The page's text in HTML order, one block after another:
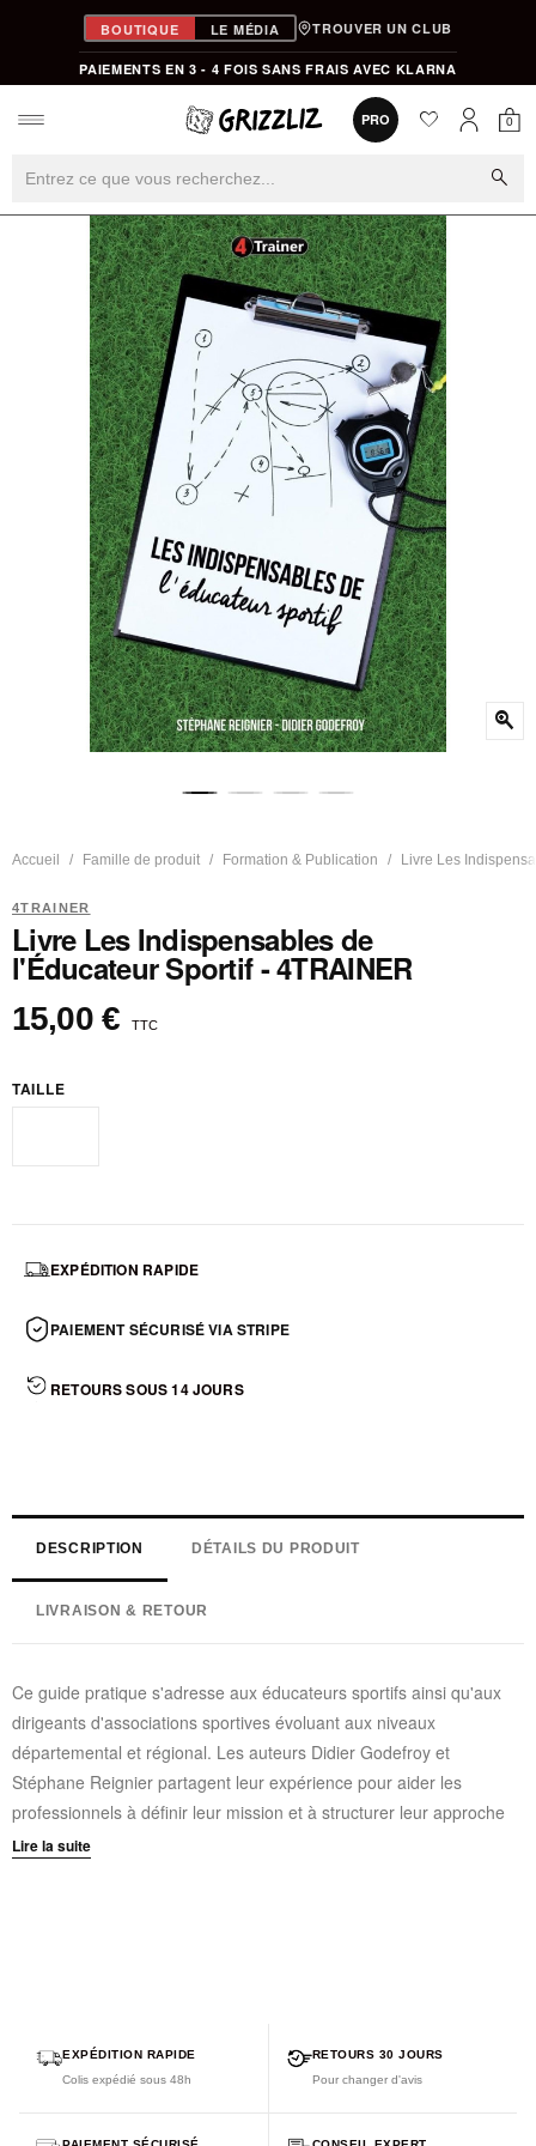
BOUTIQUE LE MÉDIA TROUVER UN CLUB
PAIEMENTS EN 3 - 4 FOIS SANS FRAIS AVEC KLARNA
PRO favorite0
0
search
zoom_in
Accueil Famille de produit Formation & Publication Livre Les
4TRAINER
Livre Les Indispensables de
l'Éducateur Sportif - 4TRAINER
15,00 € TTC
TAILLE
EXPÉDITION RAPIDE
PAIEMENT SÉCURISÉ VIA STRIPE
RETOURS SOUS 14 JOURS
DESCRIPTION DÉTAILS DU PRODUIT
LIVRAISON & RETOUR
Ce guide pratique s'adresse aux éducateurs sportifs ainsi qu'aux
dirigeants d'associations sportives évoluant aux niveaux
départemental et régional. Les auteurs Didier Godefroy et
Stéphane Reignier partagent leur expérience pour aider les
professionnels à définir leur mission et à structurer leur approche
pédagogique. L'ouvrage met l'accent sur l'importance de centrer le
et avenir du métier
Approche centrée sur l'évaluation individualisée avec des
Réflexions sur l'évolution du métier vers un rôle de
Lire la suite
EXPÉDITION RAPIDE
Colis expédié sous 48h
RETOURS 30 JOURS
Pour changer d'avis